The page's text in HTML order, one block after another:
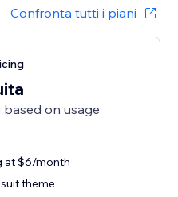
Confronta tutti i piani
on usage
at $6/month
theme